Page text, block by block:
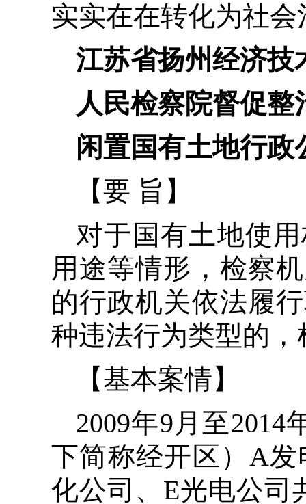
实实在在转化为社
江苏省扬州经济技
人民检察院督促整
闲置国有土地行政
【要 旨】
对于国有土地使
用途等情形，检察
的行政机关依法履
种违法行为类型的
【基本案情】
2009年9月至
下简称经开区）A
化公司、E光电公司